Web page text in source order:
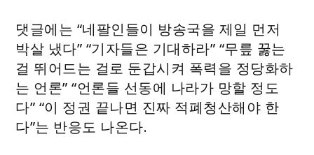
댓글에는 “네팔인들이 방송국을 제일 먼저
박살 냈다” “기자들은 기대하라” “무릎 꿇는
걸 뛰어드는 걸로 둔갑시켜 폭력을 정당화하
는 언론” “언론들 선동에 나라가 망할 정도
다” “이 정권 끝나면 진짜 적폐청산해야 한
다”는 반응도 나온다.